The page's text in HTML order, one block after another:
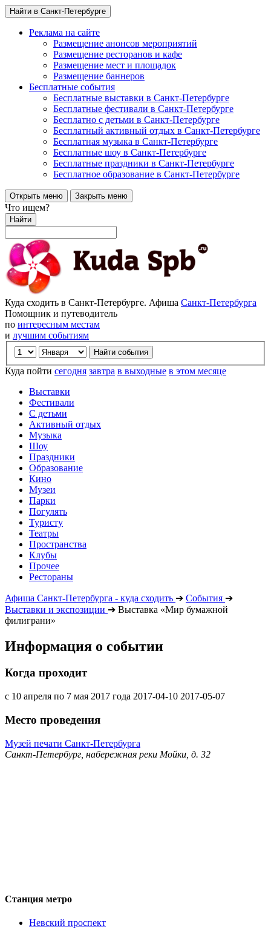
Найти в Санкт-Петербурге
Реклама на сайте
Размещение анонсов мероприятий
Размещение ресторанов и кафе
Размещение мест и площадок
Размещение баннеров
Бесплатные события
Бесплатные выставки в Санкт-Петербурге
Бесплатные фестивали в Санкт-Петербурге
Бесплатно с детьми в Санкт-Петербурге
Бесплатный активный отдых в Санкт-Петербурге
Бесплатная музыка в Санкт-Петербурге
Бесплатные шоу в Санкт-Петербурге
Бесплатные праздники в Санкт-Петербурге
Бесплатное образование в Санкт-Петербурге
Открыть меню Закрыть меню
Что ищем?
Найти
Куда сходить в Санкт-Петербурге. Афиша Санкт-Петербурга
Помощник и путеводитель
по интересным местам
и лучшим событиям
Куда пойти сегодня завтра в выходные в этом месяце
Выставки
Фестивали
С детьми
Активный отдых
Музыка
Шоу
Праздники
Образование
Кино
Музеи
Парки
Погулять
Туристу
Театры
Пространства
Клубы
Прочее
Рестораны
Афиша Санкт-Петербурга - куда сходить ➔ События ➔
Выставки и экспозиции ➔ Выставка «Мир бумажной
филиграни»
Информация о событии
Когда проходит
с 10 апреля по 7 мая 2017 года 2017-04-10 2017-05-07
Место проведения
Музей печати Санкт-Петербурга
Санкт-Петербург, набережная реки Мойки, д. 32
Станция метро
Невский проспект